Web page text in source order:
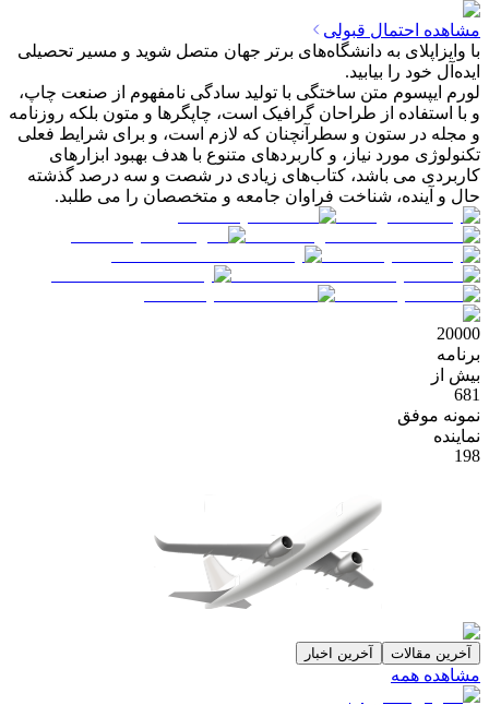
مشاهده احتمال قبولی
با وایزاپلای به دانشگاه‌های برتر جهان متصل شوید و مسیر تحصیلی
ایده‌آل خود را بیابید.
لورم ایپسوم متن ساختگی با تولید سادگی نامفهوم از صنعت چاپ،
و با استفاده از طراحان گرافیک است، چاپگرها و متون بلکه روزنامه
و مجله در ستون و سطرآنچنان که لازم است، و برای شرایط فعلی
تکنولوژی مورد نیاز، و کاربردهای متنوع با هدف بهبود ابزارهای
کاربردی می باشد، کتاب‌های زیادی در شصت و سه درصد گذشته
حال و آینده، شناخت فراوان جامعه و متخصصان را می طلبد.
20000
برنامه
بیش از
681
نمونه موفق
نماینده
198
آخرین مقالات آخرین اخبار
مشاهده همه